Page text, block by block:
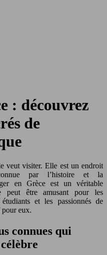
: découvrez
de
veut visiter. Elle est un endroit
par l’histoire et la
en Grèce est un véritable
peut être amusant pour les
et les passionnés de
pour eux.
connues qui